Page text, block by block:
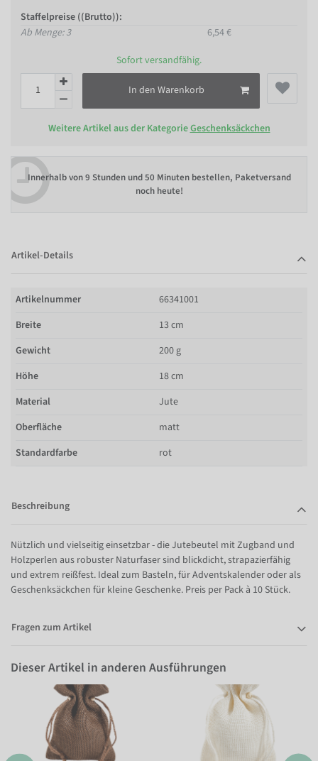
Staffelpreise ((Brutto)):
Ab Menge: 3
6,54 €
Sofort versandfähig.
In den Warenkorb
Weitere Artikel aus der KategorieGeschenksäckchen
Innerhalb von9 Stunden und 50 Minuten bestellen, Paketversand
noch heute!
Artikel-Details
Artikelnummer
66341001
Breite
13 cm
Gewicht
200 g
Höhe
18 cm
Material
Jute
Oberfläche
matt
Standardfarbe
rot
Beschreibung
Nützlich und vielseitig einsetzbar - die Jutebeutel mit Zugband und
Holzperlen aus robuster Naturfaser sind blickdicht, strapazierfähig
und extrem reißfest. Ideal zum Basteln, für Adventskalender oder als
Geschenksäckchen für kleine Geschenke. Preis per Pack à 10 Stück.
Fragen zum Artikel
Dieser Artikel in anderen Ausführungen